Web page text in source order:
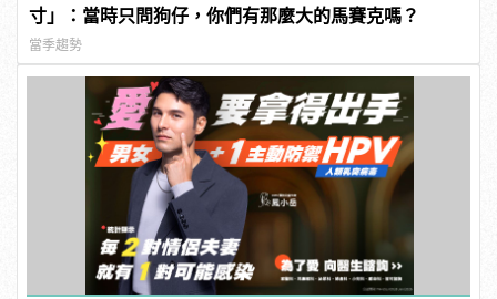
寸」：當時只問狗仔，你們有那麼大的馬賽克嗎？
當季趨勢